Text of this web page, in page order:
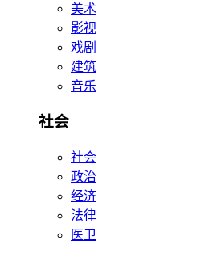
美术
影视
戏剧
建筑
音乐
社会
社会
政治
经济
法律
医卫